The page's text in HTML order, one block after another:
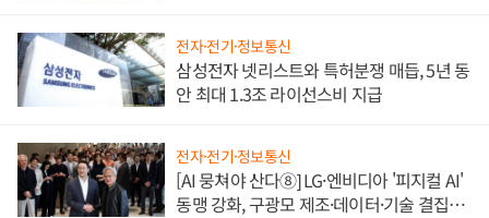
전자·전기·정보통신
삼성전자 넷리스트와 특허분쟁 매듭, 5년 동
안 최대 1.3조 라이선스비 지급
전자·전기·정보통신
[AI 뭉쳐야 산다⑧] LG·엔비디아 '피지컬 AI'
동맹 강화, 구광모 제조·데이터·기술 결집